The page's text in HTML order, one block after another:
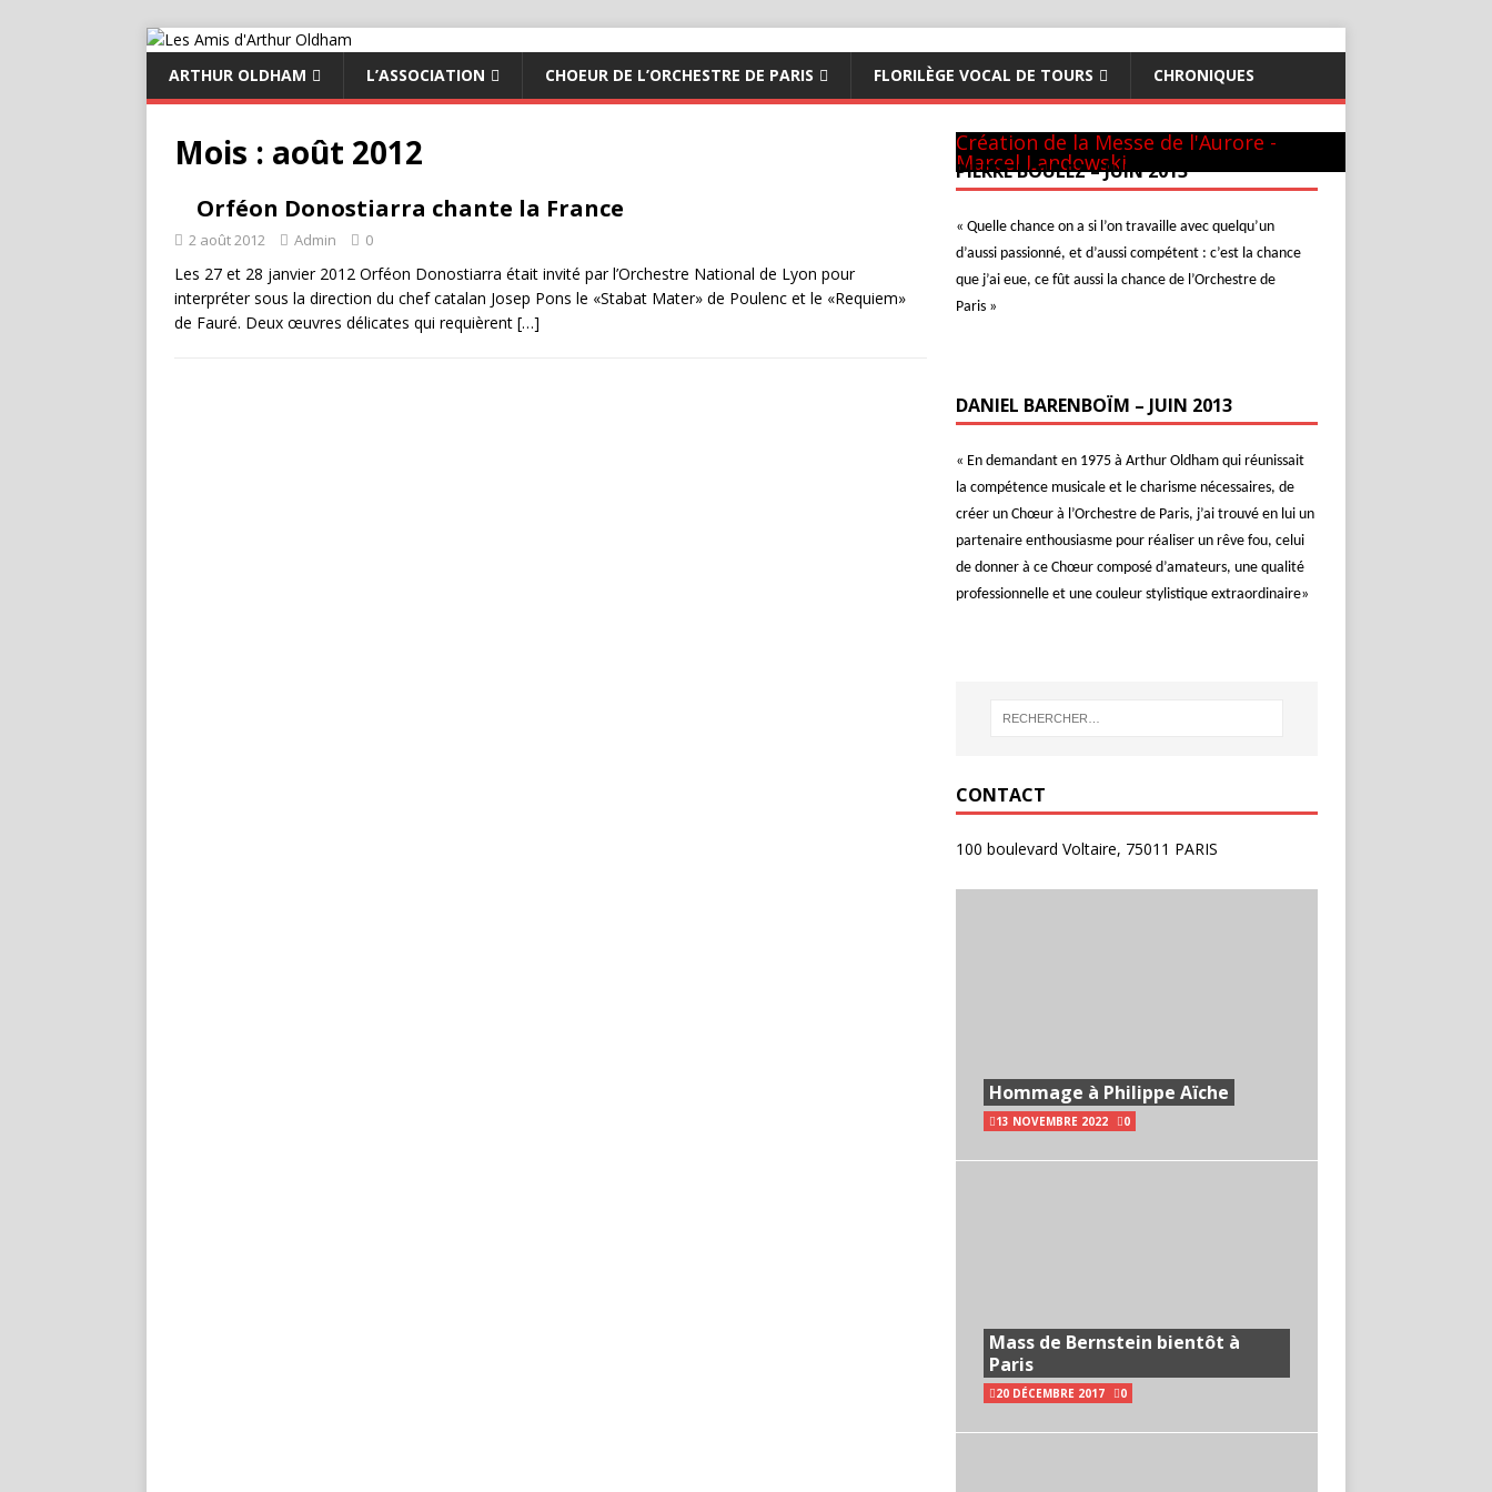
ARTHUR OLDHAM L’ASSOCIATION CHOEUR DE L’ORCHESTRE DE PARIS FLORILÈGE VOCAL DE TOURS CHRONIQUES
Mois : août 2012
Orféon Donostiarra chante la France
2 août 2012 Admin 0
Les 27 et 28 janvier 2012 Orféon Donostiarra était invité par l’Orchestre National de Lyon pour
interpréter sous la direction du chef catalan Josep Pons le «Stabat Mater» de Poulenc et le «Requiem»
de Fauré. Deux œuvres délicates qui requièrent […]
Panthéon - 22 mai 1981
CM GUILINI
Arthur & Daniel
à New-York
avec L. Naouri à Orange
A Tel-Aviv
Avec Michel Plasson
Dernier requiem à Turin
Concert inaugural - Te Deum de Berlioz
Avec Seiji Ozawa
Création de la Messe de l'Aurore -
Marcel Landowski
PIERRE BOULEZ – JUIN 2013
« Quelle chance on a si l’on travaille avec quelqu’un
d’aussi passionné, et d’aussi compétent : c’est la chance
que j’ai eue, ce fût aussi la chance de l’Orchestre de
Paris »
DANIEL BARENBOÏM – JUIN 2013
« En demandant en 1975 à Arthur Oldham qui réunissait
la compétence musicale et le charisme nécessaires, de
créer un Chœur à l’Orchestre de Paris, j’ai trouvé en lui un
partenaire enthousiasme pour réaliser un rêve fou, celui
de donner à ce Chœur composé d’amateurs, une qualité
professionnelle et une couleur stylistique extraordinaire»
CONTACT
100 boulevard Voltaire, 75011 PARIS
Hommage à Philippe Aïche
13 NOVEMBRE 2022 0
Mass de Bernstein bientôt à
Paris
20 DÉCEMBRE 2017 0